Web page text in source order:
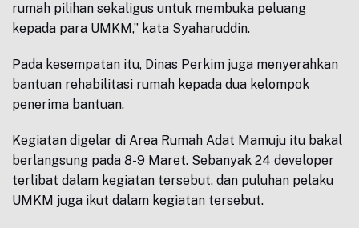
rumah pilihan sekaligus untuk membuka peluang
kepada para UMKM,” kata Syaharuddin.
Pada kesempatan itu, Dinas Perkim juga menyerahkan
bantuan rehabilitasi rumah kepada dua kelompok
penerima bantuan.
Kegiatan digelar di Area Rumah Adat Mamuju itu bakal
berlangsung pada 8-9 Maret. Sebanyak 24 developer
terlibat dalam kegiatan tersebut, dan puluhan pelaku
UMKM juga ikut dalam kegiatan tersebut.